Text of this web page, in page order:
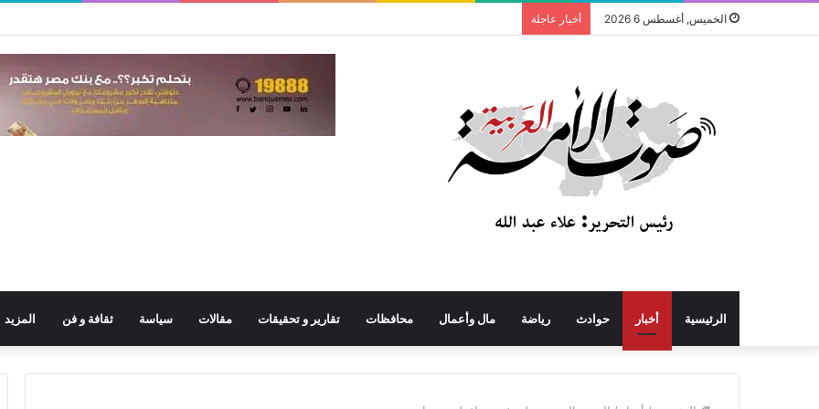
الخميس, أغسطس 6 2026 أخبار عاجلة
الرئيسية أخبار حوادث رياضة مال وأعمال محافظات تقارير و تحقيقات مقالات سياسة ثقافة و فن المزيد